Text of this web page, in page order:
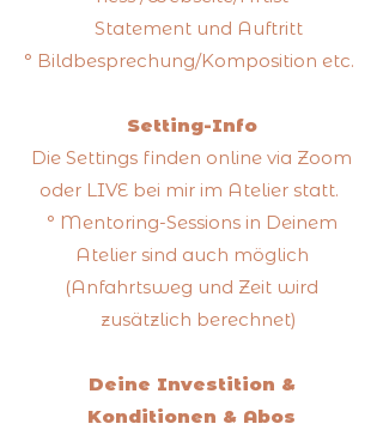
Statement und Auftritt
° Bildbesprechung/Komposition etc.
Setting-Info
Die Settings finden online via Zoom
oder LIVE bei mir im Atelier statt.
° Mentoring-Sessions in Deinem
Atelier sind auch möglich
(Anfahrtsweg und Zeit wird
zusätzlich berechnet)
Deine Investition &
Konditionen & Abos